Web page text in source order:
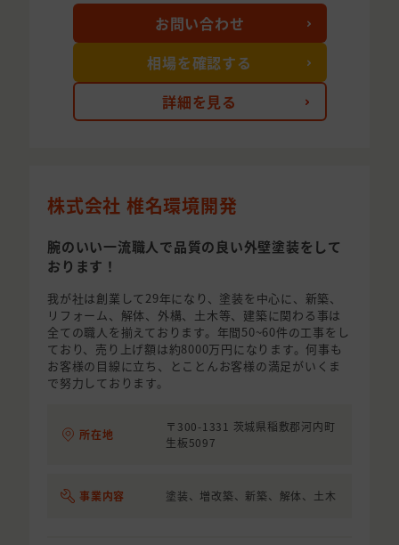
詳細を見る
お問い合わせ
相場を確認する
株式会社 椎名環境開発
腕のいい一流職人で品質の良い外壁塗装をして
おります！
我が社は創業して29年になり、塗装を中心に、新築、
リフォーム、解体、外構、土木等、建築に関わる事は
全ての職人を揃えております。年間50~60件の工事をし
ており、売り上げ額は約8000万円になります。何事も
お客様の目線に立ち、とことんお客様の満足がいくま
で努力しております。
所在地
〒300-1331 茨城県稲敷郡河内町
生板5097
事業内容 塗装、増改築、新築、解体、土木